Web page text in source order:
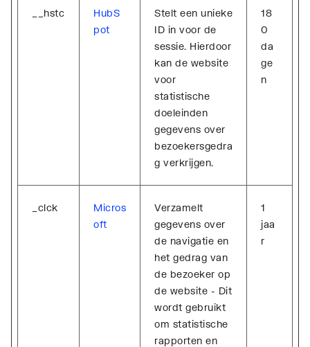
__hstc
HubS
pot
Stelt een unieke
ID in voor de
sessie. Hierdoor
kan de website
voor
statistische
doeleinden
gegevens over
bezoekersgedra
g verkrijgen.
18
0
da
ge
n
_clck
Micros
oft
Verzamelt
gegevens over
de navigatie en
het gedrag van
de bezoeker op
de website - Dit
wordt gebruikt
om statistische
rapporten en
1
jaa
r